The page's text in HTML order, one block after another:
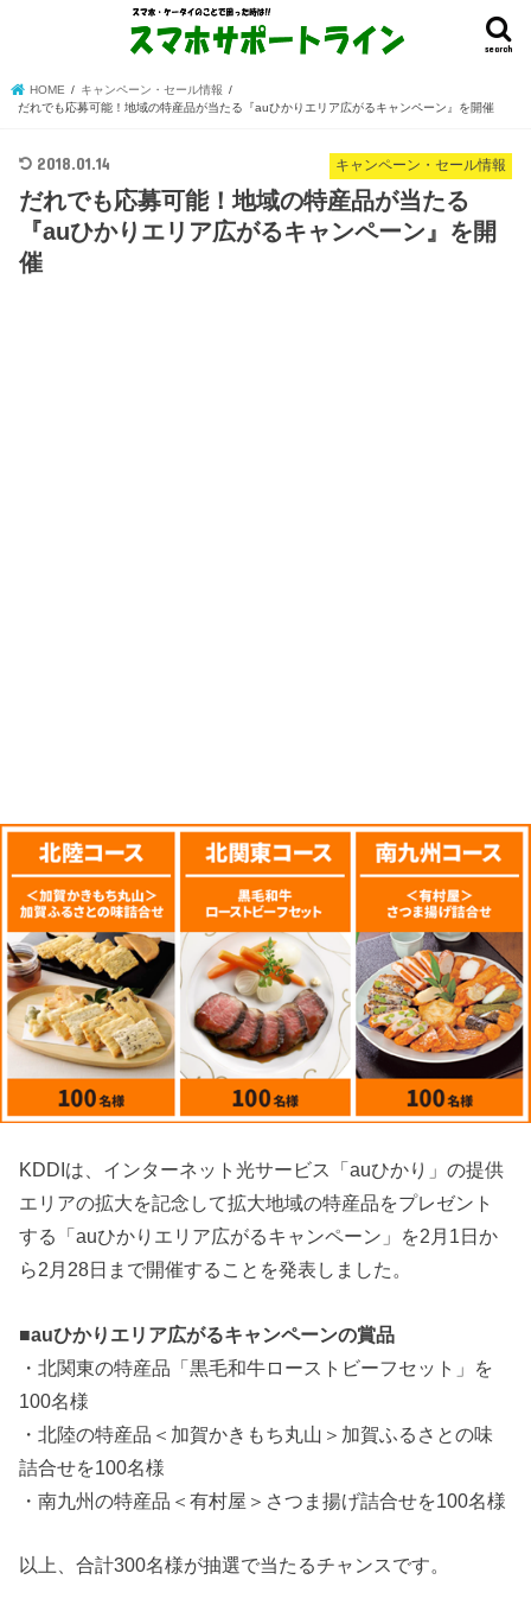
search
HOME
キャンペーン・セール情報
だれでも応募可能！地域の特産品が当たる『auひかりエリア広がるキャンペーン』を開催
キャンペーン・セール情報
2018.01.14
だれでも応募可能！地域の特産品が当たる
『auひかりエリア広がるキャンペーン』を開
催
KDDIは、インターネット光サービス「auひかり」の提供
エリアの拡大を記念して拡大地域の特産品をプレゼント
する「auひかりエリア広がるキャンペーン」を2月1日か
ら2月28日まで開催することを発表しました。
■auひかりエリア広がるキャンペーンの賞品
・北関東の特産品「黒毛和牛ローストビーフセット」を
100名様
・北陸の特産品＜加賀かきもち丸山＞加賀ふるさとの味
詰合せを100名様
・南九州の特産品＜有村屋＞さつま揚げ詰合せを100名様
以上、合計300名様が抽選で当たるチャンスです。